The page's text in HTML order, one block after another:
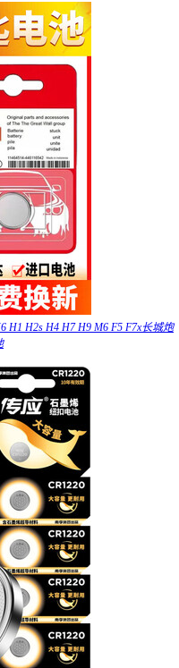
H2s H4 H7 H9 M6 F5 F7x长城炮